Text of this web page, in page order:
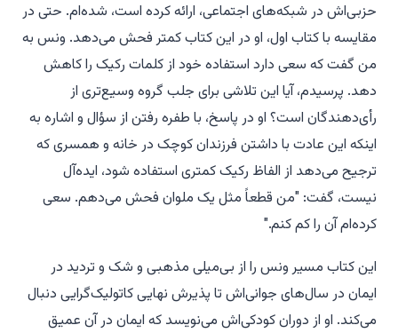
حزبی‌اش در شبکه‌های اجتماعی، ارائه کرده است، شده‌ام. حتی در
مقایسه با کتاب اول، او در این کتاب کمتر فحش می‌دهد. ونس به
من گفت که سعی دارد استفاده خود از کلمات رکیک را کاهش
دهد. پرسیدم، آیا این تلاشی برای جلب گروه وسیع‌تری از
رأی‌دهندگان است؟ او در پاسخ، با طفره رفتن از سؤال و اشاره به
اینکه این عادت با داشتن فرزندان کوچک در خانه و همسری که
ترجیح می‌دهد از الفاظ رکیک کمتری استفاده شود، ایده‌آل
نیست، گفت: "من قطعاً مثل یک ملوان فحش می‌دهم. سعی
کرده‌ام آن را کم کنم."
این کتاب مسیر ونس را از بی‌میلی مذهبی و شک و تردید در
ایمان در سال‌های جوانی‌اش تا پذیرش نهایی کاتولیک‌گرایی دنبال
می‌کند. او از دوران کودکی‌اش می‌نویسد که ایمان در آن عمیق